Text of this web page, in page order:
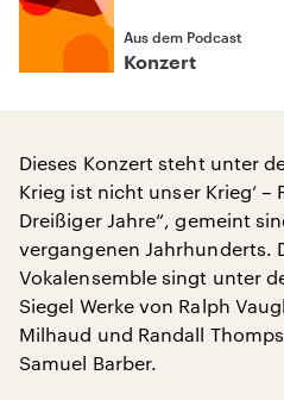
Aus dem Podcast
Konzert
Dieses Konzert steht unter
Krieg ist nicht unser Krieg‘ –
Dreißiger Jahre“, gemeint
vergangenen Jahrhunderts.
Vokalensemble singt unter
Siegel Werke von Ralph
Milhaud und Randall
Samuel Barber.